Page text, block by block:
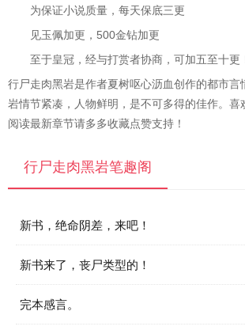
为保证小说质量，每天保底三更
见玉佩加更，500金钻加更
至于皇冠，经与打赏者协商，可加五至十更
行尸走肉黑岩是作者夏树呕心沥血创作的都市言
岩情节紧凑，人物鲜明，是不可多得的佳作。喜
阅读最新章节请多多收藏点赞支持！
行尸走肉黑岩笔趣阁
新书，绝命阴差，来吧！
新书来了，丧尸类型的！
完本感言。